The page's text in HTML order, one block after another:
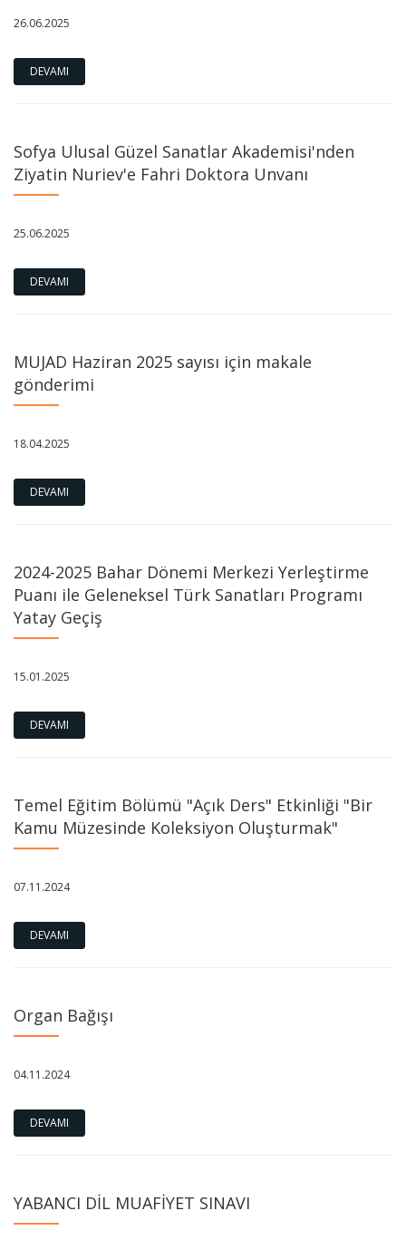
26.06.2025
DEVAMI
Sofya Ulusal Güzel Sanatlar Akademisi'nden
Ziyatin Nuriev'e Fahri Doktora Unvanı
25.06.2025
DEVAMI
MUJAD Haziran 2025 sayısı için makale
gönderimi
18.04.2025
DEVAMI
2024-2025 Bahar Dönemi Merkezi Yerleştirme
Puanı ile Geleneksel Türk Sanatları Programı
Yatay Geçiş
15.01.2025
DEVAMI
Temel Eğitim Bölümü "Açık Ders" Etkinliği "Bir
Kamu Müzesinde Koleksiyon Oluşturmak"
07.11.2024
DEVAMI
Organ Bağışı
04.11.2024
DEVAMI
YABANCI DİL MUAFİYET SINAVI